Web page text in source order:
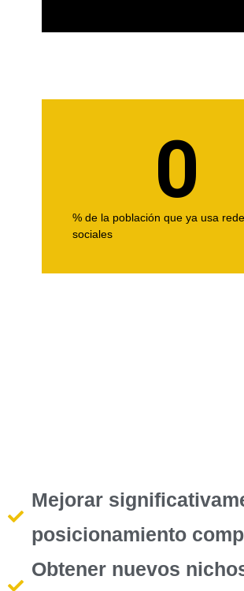
% de la población que ya usa
sociales
0
Mejorar
posicionamiento
Obtener nuevos